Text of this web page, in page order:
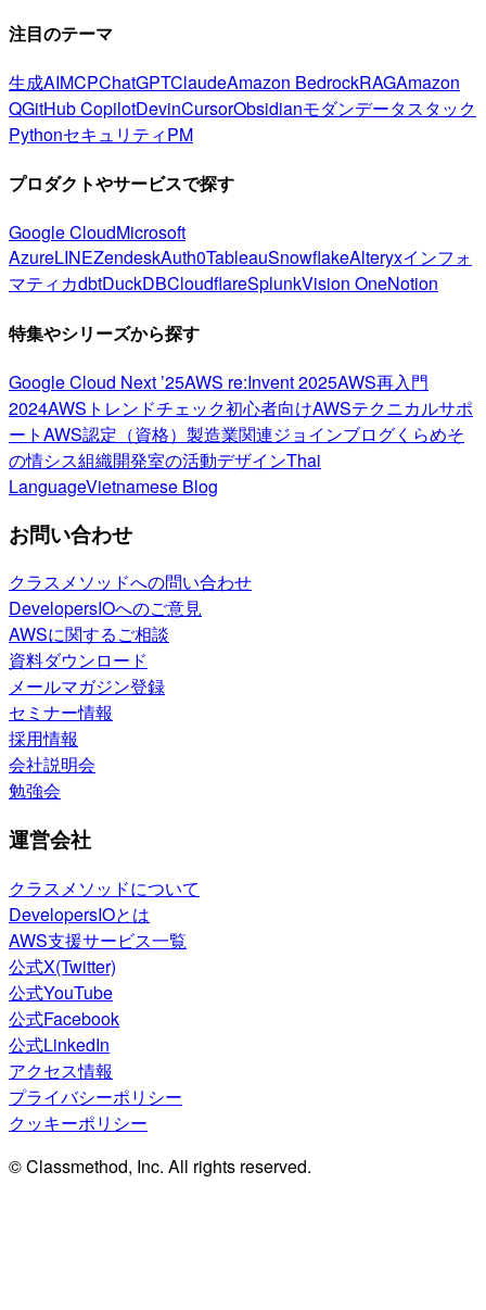
注目のテーマ
生成AIMCPChatGPTClaudeAmazon BedrockRAGAmazon
QGitHub CopilotDevinCursorObsidianモダンデータスタック
PythonセキュリティPM
プロダクトやサービスで探す
Google CloudMicrosoft
AzureLINEZendeskAuth0TableauSnowflakeAlteryxインフォ
マティカdbtDuckDBCloudflareSplunkVision OneNotion
特集やシリーズから探す
Google Cloud Next ’25AWS re:Invent 2025AWS再入門
2024AWSトレンドチェック初心者向けAWSテクニカルサポ
ートAWS認定（資格） 製造業関連ジョインブログくらめそ
の情シス組織開発室の活動デザインThai
LanguageVietnamese Blog
お問い合わせ
クラスメソッドへの問い合わせ
DevelopersIOへのご意見
AWSに関するご相談
資料ダウンロード
メールマガジン登録
セミナー情報
採用情報
会社説明会
勉強会
運営会社
クラスメソッドについて
DevelopersIOとは
AWS支援サービス一覧
公式X(Twitter)
公式YouTube
公式Facebook
公式LinkedIn
アクセス情報
プライバシーポリシー
クッキーポリシー
© Classmethod, Inc. All rights reserved.